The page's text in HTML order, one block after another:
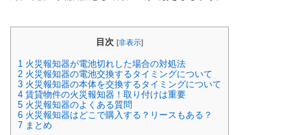
目次 [非表示]
1 火災報知器が電池切れした場合の対処法
2 火災報知器の電池交換するタイミングについて
3 火災報知器の本体を交換するタイミングについて
4 賃貸物件の火災報知器！取り付けは重要
5 火災報知器のよくある質問
6 火災報知器はどこで購入する？リースもある？
7 まとめ